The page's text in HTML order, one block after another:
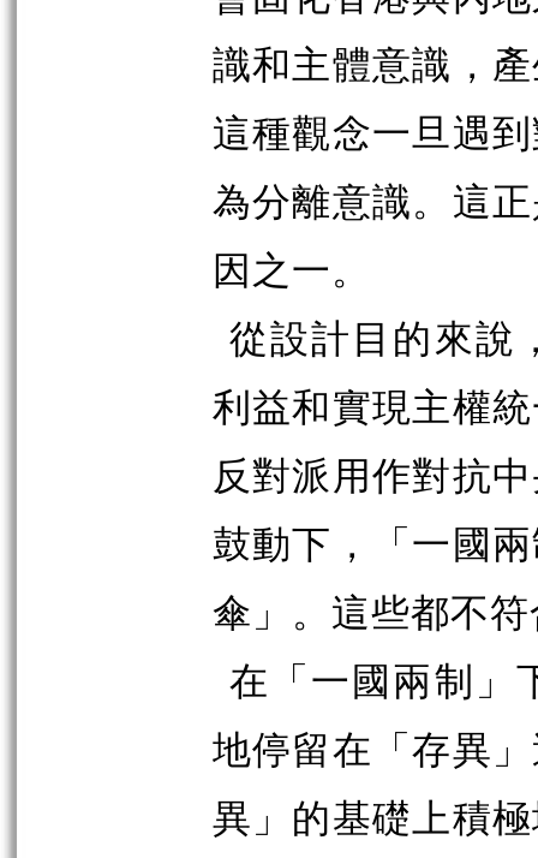
識和主體意識，
這種觀念一旦遇
為分離意識。這
因之一。
從設計目的來說
利益和實現主權
反對派用作對抗
鼓動下，「一國
傘」。這些都不
在「一國兩制」
地停留在「存異
異」的基礎上積